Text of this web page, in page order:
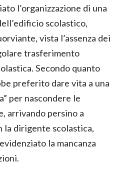
l’organizzazione di una
scolastico,
vista l’assenza dei
trasferimento
Secondo quanto
preferito dare vita a una
per nascondere le
arrivando persino a
la dirigente scolastica,
la mancanza